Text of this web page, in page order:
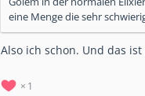
eine Menge die sehr
Also ich schon. Und das
1